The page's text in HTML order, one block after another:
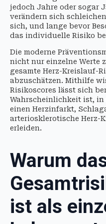
jedoch Jahre oder sogar
verändern sich
sich, und lange bevor
das individuelle Risiko
Die moderne
nicht nur einzelne Werte
gesamte Herz-Kreislauf-
abzuschätzen. Mithilfe
Risikoscores lässt sich
Wahrscheinlichkeit ist, in
einen Herzinfarkt,
arteriosklerotische Herz-
erleiden.
Warum
ist als